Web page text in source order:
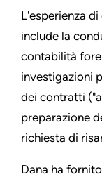
L'esperienza
include la
contabilità
investigazioni
dei contratti
preparazione
richiesta di
Dana ha